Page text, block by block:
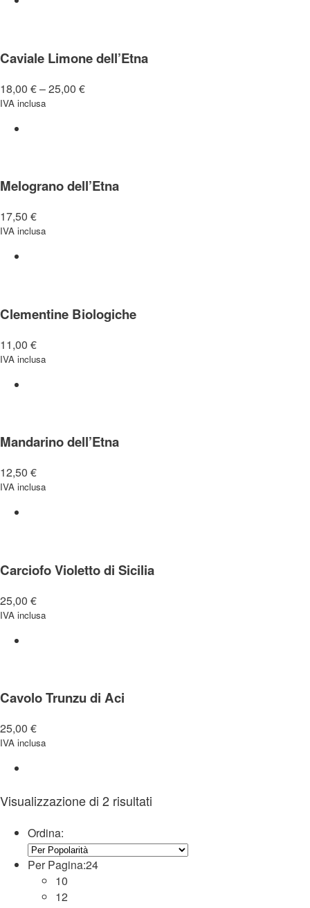
Caviale Limone dell’Etna
18,00 €–25,00 €
IVA inclusa
Melograno dell’Etna
17,50 €
IVA inclusa
Clementine Biologiche
11,00 €
IVA inclusa
Mandarino dell’Etna
12,50 €
IVA inclusa
Carciofo Violetto di Sicilia
25,00 €
IVA inclusa
Cavolo Trunzu di Aci
25,00 €
IVA inclusa
Visualizzazione di 2 risultati
Ordina:
Per Pagina:24
10
12